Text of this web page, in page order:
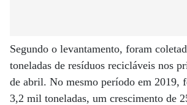
Segundo o levantamento, foram
toneladas de resíduos recicláveis nos
de abril. No mesmo período em 2019,
3,2 mil toneladas, um crescimento de